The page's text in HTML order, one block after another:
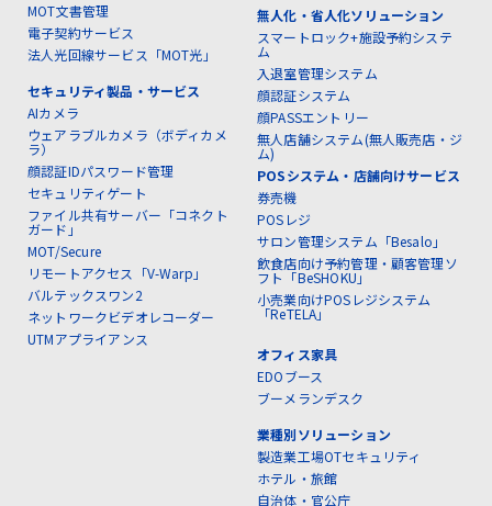
MOT文書管理
電子契約サービス
法人光回線サービス「MOT光」
セキュリティ製品・サービス
AIカメラ
ウェアラブルカメラ（ボディカメ
ラ）
顔認証IDパスワード管理
セキュリティゲート
ファイル共有サーバー「コネクト
ガード」
MOT/Secure
リモートアクセス「V-Warp」
バルテックスワン2
ネットワークビデオレコーダー
UTMアプライアンス
無人化・省人化ソリューション
スマートロック+施設予約システ
ム
入退室管理システム
顔認証システム
顔PASSエントリー
無人店舗システム(無人販売店・ジ
ム)
POSシステム・店舗向けサービス
券売機
POSレジ
サロン管理システム「Besalo」
飲食店向け予約管理・顧客管理ソ
フト「BeSHOKU」
小売業向けPOSレジシステム
「ReTELA」
オフィス家具
EDOブース
ブーメランデスク
業種別ソリューション
製造業工場OTセキュリティ
ホテル・旅館
自治体・官公庁